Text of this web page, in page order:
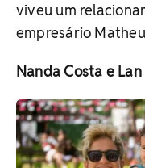
viveu um
empresário
Nanda Costa e Lan